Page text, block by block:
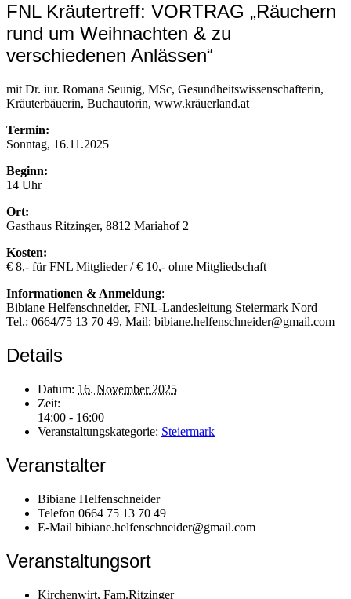
FNL Kräutertreff: VORTRAG „Räuchern
rund um Weihnachten & zu
verschiedenen Anlässen“
mit Dr. iur. Romana Seunig, MSc, Gesundheitswissenschafterin,
Kräuterbäuerin, Buchautorin, www.kräuerland.at
Termin:
Sonntag, 16.11.2025
Beginn:
14 Uhr
Ort:
Gasthaus Ritzinger, 8812 Mariahof 2
Kosten:
€ 8,- für FNL Mitglieder / € 10,- ohne Mitgliedschaft
Informationen & Anmeldung:
Bibiane Helfenschneider, FNL-Landesleitung Steiermark Nord
Tel.: 0664/75 13 70 49, Mail: bibiane.helfenschneider@gmail.com
Details
Datum: 16. November 2025
Zeit:
14:00 - 16:00
Veranstaltungskategorie: Steiermark
Veranstalter
Bibiane Helfenschneider
Telefon 0664 75 13 70 49
E-Mail bibiane.helfenschneider@gmail.com
Veranstaltungsort
Kirchenwirt, Fam.Ritzinger